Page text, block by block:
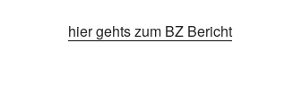
hier gehts zum BZ Bericht